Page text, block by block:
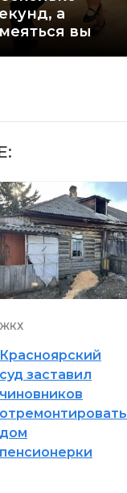
а
вы
ЖКХ
Красноярский
суд заставил
чиновников
отремонтировать
дом
пенсионерки